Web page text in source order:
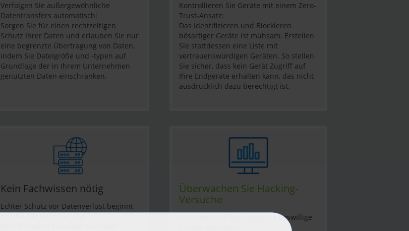
Verfolgen Sie außergewöhnliche
Datentransfers automatisch:
Sorgen Sie für einen rechtzeitigen
Schutz Ihrer Daten und erlauben Sie nur
eine begrenzte Übertragung von Daten,
indem Sie Dateigröße und -typen auf
Grundlage der in Ihrem Unternehmen
genutzten Daten einschränken.
Kontrollieren Sie Geräte mit einem Zero-
Trust-Ansatz:
Das Identifizieren und Blockieren
bösartiger Geräte ist mühsam. Erstellen
Sie stattdessen eine Liste mit
vertrauenswürdigen Geräten. So stellen
Sie sicher, dass kein Gerät Zugriff auf
Ihre Endgeräte erhalten kann, das nicht
ausdrücklich dazu berechtigt ist.
Kein Fachwissen nötig
Echter Schutz vor Datenverlust beginnt
bei der Gerätesteuerung:
Überwachen Sie Hacking-
Versuche
Erkennen und beseitigen Sie böswillige